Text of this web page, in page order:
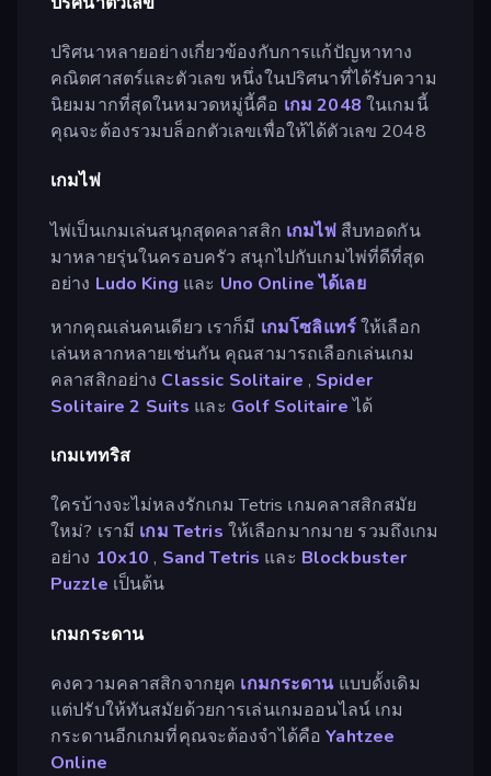
ปริศนาหลายอย่างเกี่ยวข้องกับการแก้ปัญหาทาง
คณิตศาสตร์และตัวเลข หนึ่งในปริศนาที่ได้รับความ
นิยมมากที่สุดในหมวดหมู่นี้คือ เกม 2048 ในเกมนี้
คุณจะต้องรวมบล็อกตัวเลขเพื่อให้ได้ตัวเลข 2048
เกมไพ่
ไพ่เป็นเกมเล่นสนุกสุดคลาสสิก เกมไพ่สืบทอดกัน
มาหลายรุ่นในครอบครัว สนุกไปกับเกมไพ่ที่ดีที่สุด
อย่าง Ludo King และ Uno Online ได้เลย
หากคุณเล่นคนเดียว เราก็มี เกมโซลิแทร์ให้เลือก
เล่นหลากหลายเช่นกัน คุณสามารถเลือกเล่นเกม
คลาสสิกอย่าง Classic Solitaire , Spider
Solitaire 2 Suits และ Golf Solitaireได้
เกมเททริส
ใครบ้างจะไม่หลงรักเกม Tetris เกมคลาสสิกสมัย
ใหม่? เรามี เกม Tetris ให้เลือกมากมาย รวมถึงเกม
อย่าง 10x10 , Sand Tetris และ Blockbuster
Puzzle เป็นต้น
เกมกระดาน
คงความคลาสสิกจากยุค เกมกระดานแบบดั้งเดิม
แต่ปรับให้ทันสมัยด้วยการเล่นเกมออนไลน์ เกม
กระดานอีกเกมที่คุณจะต้องจำได้คือYahtzee
Online